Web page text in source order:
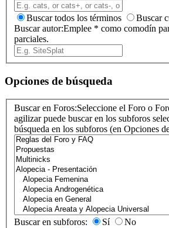
Buscar todos los términos
Buscar
Buscar autor:Emplee * como comodín
parciales.
Opciones de búsqueda
Buscar en Foros:Seleccione el Foro o
agilizar puede buscar en los subforos
búsqueda en los subforos (en Opciones
Buscar en subforos: Sí
No